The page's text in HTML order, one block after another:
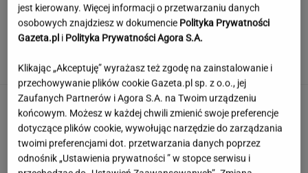
Niezwykłe zjawisko w Polsce. Ekspert radzi
odłożyć płyty CD i okulary
Zmysłowa choreografia Lesar i Zillmann.
Zaprezentowały ją podczas ślubu
jest kierowany. Więcej informacji o przetwarzaniu danych
osobowych znajdziesz w dokumencie Polityka Prywatności
Gazeta.pl i Polityka Prywatności Agora S.A.
Klikając „Akceptuję” wyrażasz też zgodę na zainstalowanie i
przechowywanie plików cookie Gazeta.pl sp. z o.o., jej
Zaufanych Partnerów i Agora S.A. na Twoim urządzeniu
końcowym. Możesz w każdej chwili zmienić swoje preferencje
dotyczące plików cookie, wywołując narzędzie do zarządzania
twoimi preferencjami dot. przetwarzania danych poprzez
odnośnik „Ustawienia prywatności ” w stopce serwisu i